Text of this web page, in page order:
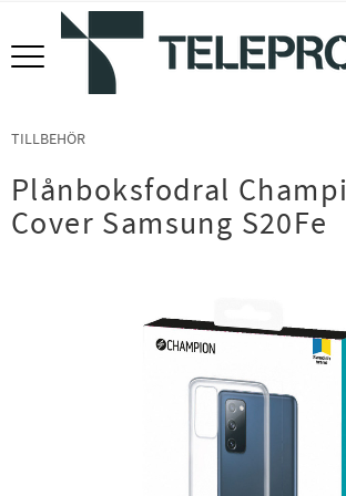
Meny
TILLBEHÖR
Plånboksfodral
Cover Samsung S20Fe